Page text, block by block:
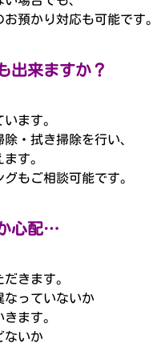
預かり対応も可能です。
出来ますか？
ます。
・拭き掃除を行い、
す。
もご相談可能です。
心配…
きます。
なっていないか
ます。
ないか